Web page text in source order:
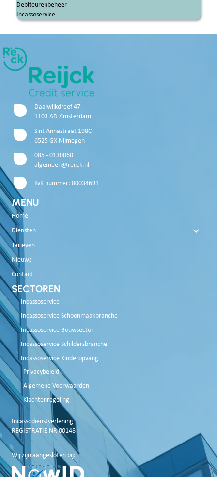
Debiteurenbeheer
Incassoservice
Daalwijkdreef 47
1103 AD Amsterdam
Sint Annastraat 198C
6525 GX Nijmegen
085 - 0130060
algemeen@reijck.nl
KvK nummer: 80034691
MENU
Home
Diensten
Tarieven
Nieuws
Contact
SECTOREN
Incassoservice
Incassoservice Schoonmaakbranche
Incassoservice Bouwsector
Incassoservice Schildersbranche
Incassoservice Kinderopvang
Privacybeleid
Algemene Voorwaarden
Klachtenregeling
Incassodienstverlening
REGISTRATIE NR 00148
Wij zijn aangesloten bij: